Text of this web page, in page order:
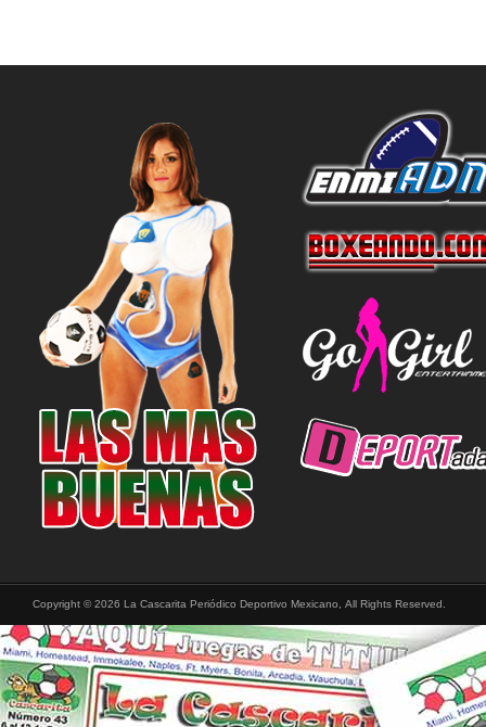
Copyright © 2026 La Cascarita Periódico Deportivo Mexicano, All Rights Reserved.